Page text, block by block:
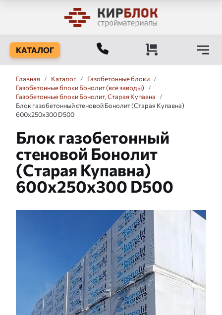
КАТАЛОГ
Главная / Каталог / Газобетонные блоки /
Газобетонные блоки Бонолит (все заводы) /
Газобетонные блоки Бонолит, Старая Купавна
/
Блок газобетонный стеновой Бонолит (Старая Купавна)
600x250x300 D500
Блок газобетонный
стеновой Бонолит
(Старая Купавна)
600x250x300 D500